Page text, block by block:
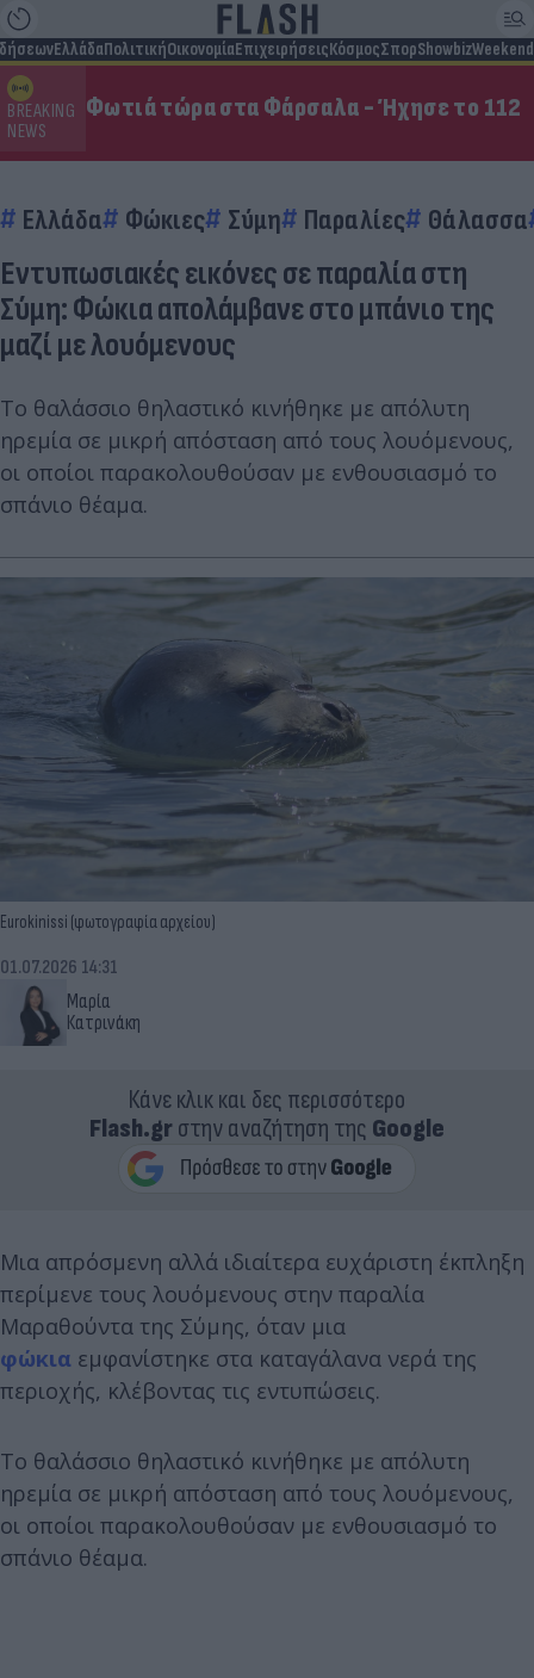
ΕλλάδαΠολιτικήΟικονομίαΕπιχειρήσειςΚόσμοςΣπορShowbizWeekend
BREAKING
NEWS
Φωτιά τώρα στα Φάρσαλα - Ήχησε το 112
Ελλάδα Φώκιες Σύμη Παραλίες Θάλασσα
Εντυπωσιακές εικόνες σε παραλία στη
Σύμη: Φώκια απολάμβανε στο μπάνιο της
μαζί με λουόμενους
Το θαλάσσιο θηλαστικό κινήθηκε με απόλυτη
ηρεμία σε μικρή απόσταση από τους λουόμενους,
οι οποίοι παρακολουθούσαν με ενθουσιασμό το
σπάνιο θέαμα.
Eurokinissi (φωτογραφία αρχείου)
Μαρία
Κατρινάκη
01.07.2026 14:31
Κάνε κλικ και δες περισσότερο
Flash.grστην αναζήτηση της Google
Μια απρόσμενη αλλά ιδιαίτερα ευχάριστη έκπληξη
περίμενε τους λουόμενους στην παραλία
Μαραθούντα της Σύμης, όταν μια
φώκια εμφανίστηκε στα καταγάλανα νερά της
περιοχής, κλέβοντας τις εντυπώσεις.
Το θαλάσσιο θηλαστικό κινήθηκε με απόλυτη
ηρεμία σε μικρή απόσταση από τους λουόμενους,
οι οποίοι παρακολουθούσαν με ενθουσιασμό το
σπάνιο θέαμα.